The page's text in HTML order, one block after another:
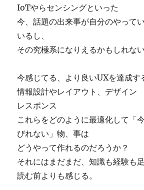
IoTやらセンシングといった
今、話題の出来事が自分のやって
いるし、
その究極系になりえるかもしれな
今感じてる、より良いUXを達成す
情報設計やレイアウト、デザイ
レスポンス
これらをどのように最適化して「
びれない」物、事は
どうやって作れるのだろうか？
それにはまだまだ、知識も経験も
読む前よりも感じる。